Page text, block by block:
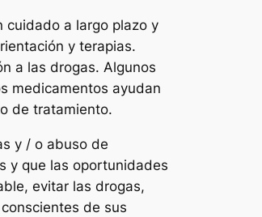
cuidado a largo plazo y
y terapias.
a las drogas. Algunos
medicamentos ayudan
de tratamiento.
y / o abuso de
y que las oportunidades
evitar las drogas,
de sus